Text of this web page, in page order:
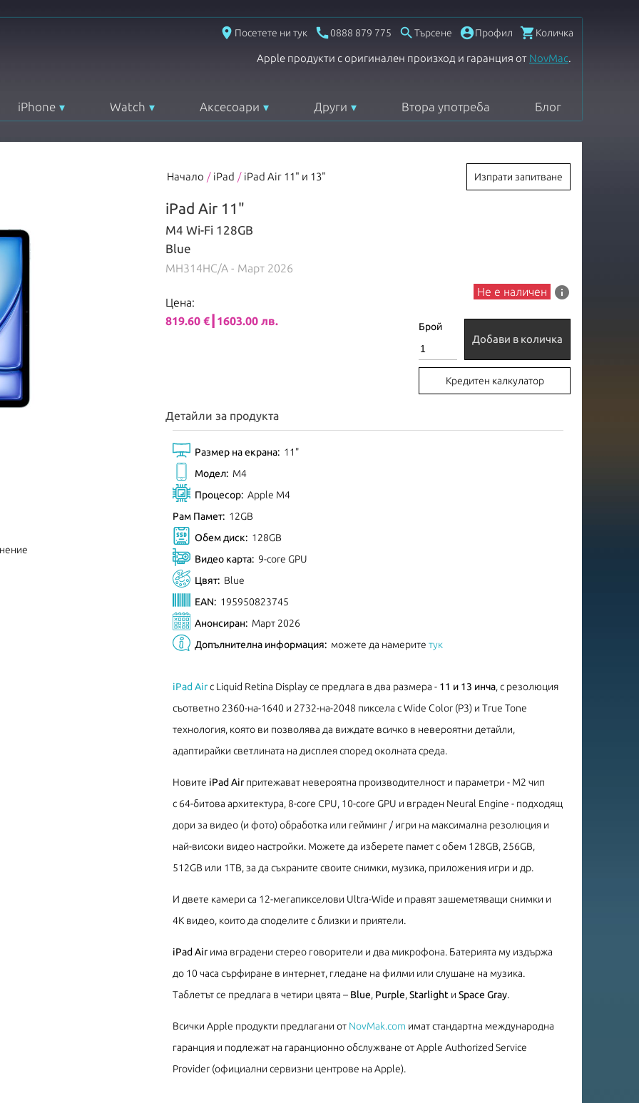
place Посетете ни тук 0888 879 775  Търсене Профил Количка
Apple продукти с оригинален произход и гаранция от NovMac.
iPhone Watch Аксесоари Други Втора употреба Блог
Начало / iPad / iPad Air 11" и 13" Изпрати запитване
iPad Air 11"
M4 Wi-Fi 128GB
Blue
MH314HC/A - Март 2026
Цена:
819.60 €┃1603.00 лв.
Не е наличен info
Брой
Добави в количка
Кредитен калкулатор
Детайли за продукта
Размер на екрана: 11"
Модел: M4
Процесор: Apple M4
Рам Памет: 12GB
Обем диск: 128GB
Видео карта: 9-core GPU
Цвят: Blue
EAN: 195950823745
Анонсиран: Март 2026
Допълнителна информация: можете да намерите тук
iPad Airс Liquid Retina Display се предлага в два размера - 11 и 13 инча, с резолюция
съответно 2360-на-1640 и 2732-на-2048 пиксела с Wide Color (P3) и True Tone
технология, която ви позволява да виждате всичко в невероятни детайли,
адаптирайки светлината на дисплея според околната среда.
Новите iPad Airпритежават невероятна производителност и параметри - M2 чип
с 64-битова архитектура, 8-core CPU, 10-core GPU и вграден Neural Engine - подходящ
дори за видео (и фото) обработка или гейминг / игри на максимална резолюция и
най-високи видео настройки. Можете да изберете памет с обем 128GB, 256GB,
512GB или 1TB, за да съхраните своите снимки, музика, приложения игри и др.
И двете камери са 12-мегапикселови Ultra-Wide и правят зашеметяващи снимки и
4K видео, които да споделите с близки и приятели.
iPad Airима вградени стерео говорители и два микрофона. Батерията му издържа
до 10 часа сърфиране в интернет, гледане на филми или слушане на музика.
Таблетът се предлага в четири цвята – Blue, Purple, Starlight и Space Gray.
Всички Apple продукти предлагани от NovMak.com имат стандартна международна
гаранция и подлежат на гаранционно обслужване от Apple Authorized Service
Provider (официални сервизни центрове на Apple).